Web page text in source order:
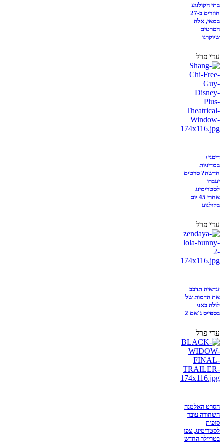
בתי הקולנוע
חוזרים ב-27
במאי, אלה
הסרטים
שיוקרנו
עדי פרל
דיסני+
במדיניות
חדשה? סרטים
יעברו
לסטרימינג
אחרי 45 יום
בקולנוע
עדי פרל
זנדאיה תדבב
את הדמות של
לולה באני
בספייס ג'אם 2
עדי פרל
הסרט האלמנה
השחורה עובר
סופית
לסטרימינג, צפו
בטריילר החדש